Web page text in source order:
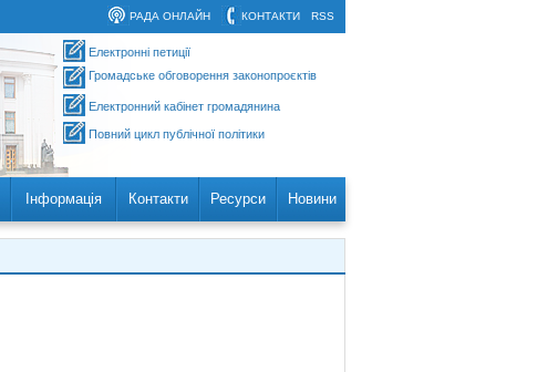
RSS
КОНТАКТИ
РАДА ОНЛАЙН
Електронні петиції
Громадське обговорення законопроєктів
Електронний кабінет громадянина
Повний цикл публічної політики
Інформація Контакти Ресурси Новини